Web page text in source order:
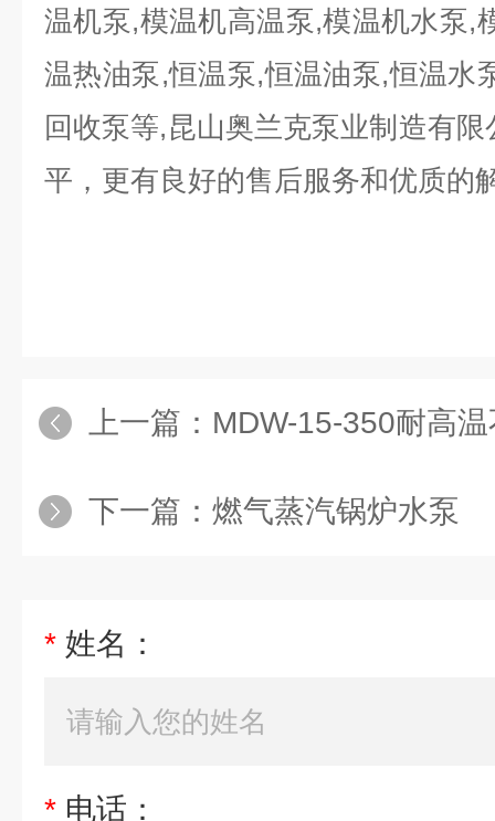
温机泵,模温机高温泵,模温机水泵,
温热油泵,恒温泵,恒温油泵,恒温水
回收泵等,昆山奥兰克泵业制造有
平，更有良好的售后服务和优质的
上一篇： MDW-15-350耐高温
下一篇： 燃气蒸汽锅炉水泵
* 姓名：
* 电话：